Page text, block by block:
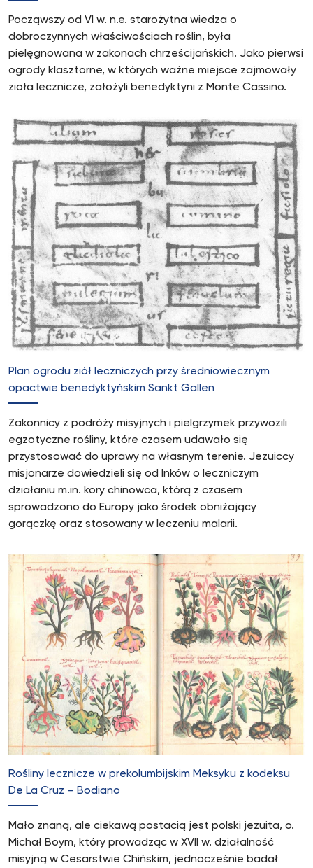
Począwszy od VI w. n.e. starożytna wiedza o
dobroczynnych właściwościach roślin, była
pielęgnowana w zakonach chrześcijańskich. Jako pierwsi
ogrody klasztorne, w których ważne miejsce zajmowały
zioła lecznicze, założyli benedyktyni z Monte Cassino.
Plan ogrodu ziół leczniczych przy średniowiecznym
opactwie benedyktyńskim Sankt Gallen
Zakonnicy z podróży misyjnych i pielgrzymek przywozili
egzotyczne rośliny, które czasem udawało się
przystosować do uprawy na własnym terenie. Jezuiccy
misjonarze dowiedzieli się od Inków o leczniczym
działaniu m.in. kory chinowca, którą z czasem
sprowadzono do Europy jako środek obniżający
gorączkę oraz stosowany w leczeniu malarii.
Rośliny lecznicze w prekolumbijskim Meksyku z kodeksu
De La Cruz – Bodiano
Mało znaną, ale ciekawą postacią jest polski jezuita, o.
Michał Boym, który prowadząc w XVII w. działalność
misyjną w Cesarstwie Chińskim, jednocześnie badał